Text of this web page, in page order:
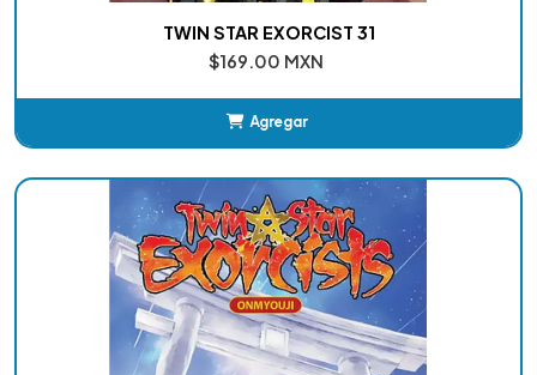
TWIN STAR EXORCIST 31
$169.00 MXN
Agregar